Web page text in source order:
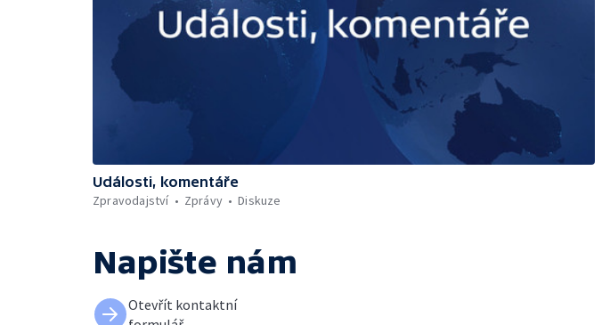
Události, komentáře
Zpravodajství
Zprávy Diskuze
Napište nám
Otevřít kontaktní